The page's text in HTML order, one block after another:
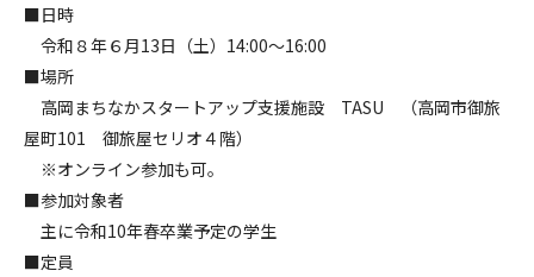
■日時
令和８年６月13日（土）14:00～16:00
■場所
高岡まちなかスタートアップ支援施設 TASU （高岡市御旅
屋町101 御旅屋セリオ４階）
※オンライン参加も可。
■参加対象者
主に令和10年春卒業予定の学生
■定員